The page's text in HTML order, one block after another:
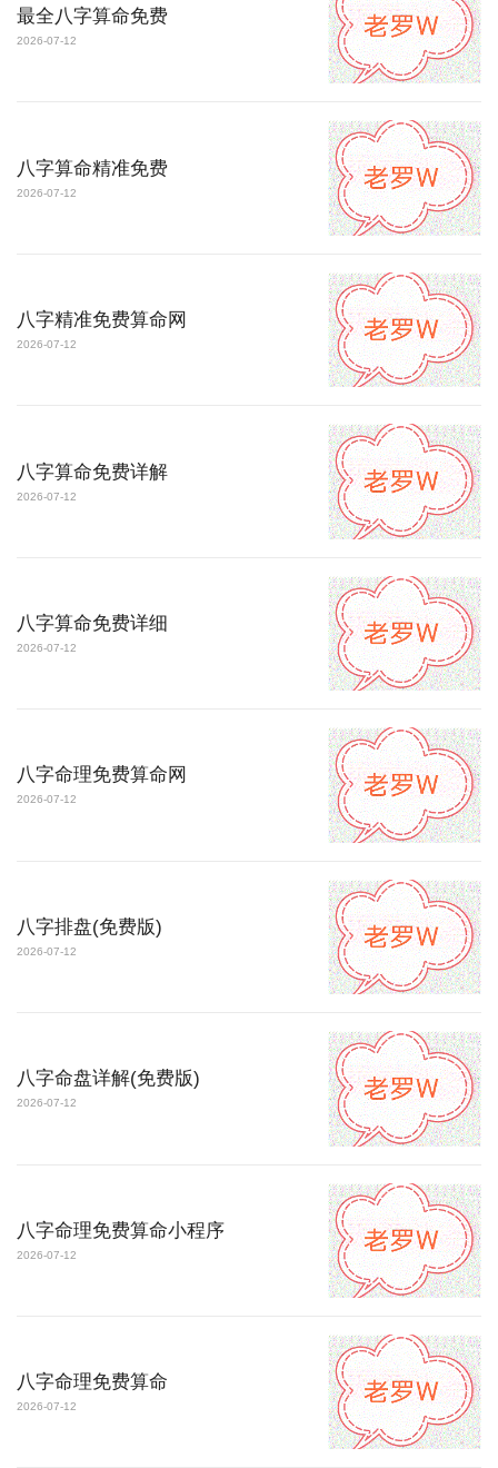
最全八字算命免费
2026-07-12
八字算命精准免费
2026-07-12
八字精准免费算命网
2026-07-12
八字算命免费详解
2026-07-12
八字算命免费详细
2026-07-12
八字命理免费算命网
2026-07-12
八字排盘(免费版)
2026-07-12
八字命盘详解(免费版)
2026-07-12
八字命理免费算命小程序
2026-07-12
八字命理免费算命
2026-07-12